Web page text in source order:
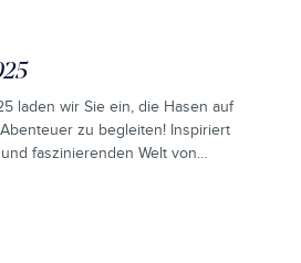
laden wir Sie ein, die Hasen auf
zu begleiten! Inspiriert
faszinierenden Welt von
Hasenfenster in eine